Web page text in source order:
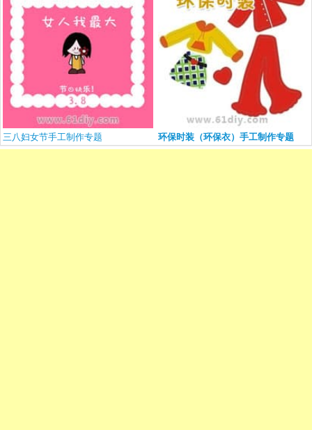
三八妇女节手工制作专题 环保时装（环保衣）手工制作专题